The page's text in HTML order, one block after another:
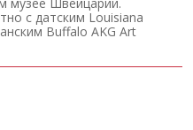
с датским Louisiana
Buffalo AKG Art